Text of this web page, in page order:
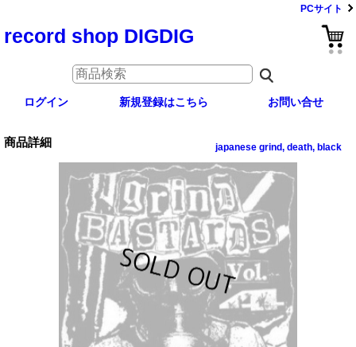
PCサイト
record shop DIGDIG
ログイン 新規登録はこちら お問い合せ
商品詳細 japanese grind, death, black